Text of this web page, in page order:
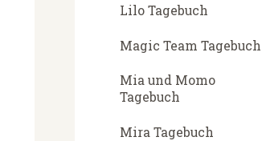
Lilo Tagebuch
Magic Team Tagebuch
Mia und Momo
Tagebuch
Mira Tagebuch